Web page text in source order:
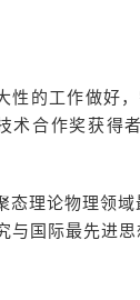
的工作做好
术合作奖获得
理论物理领
国际最先进